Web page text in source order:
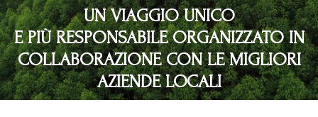
UN VIAGGIO UNICO
E PIÙ RESPONSABILE ORGANIZZATO IN
COLLABORAZIONE CON LE MIGLIORI
AZIENDE LOCALI